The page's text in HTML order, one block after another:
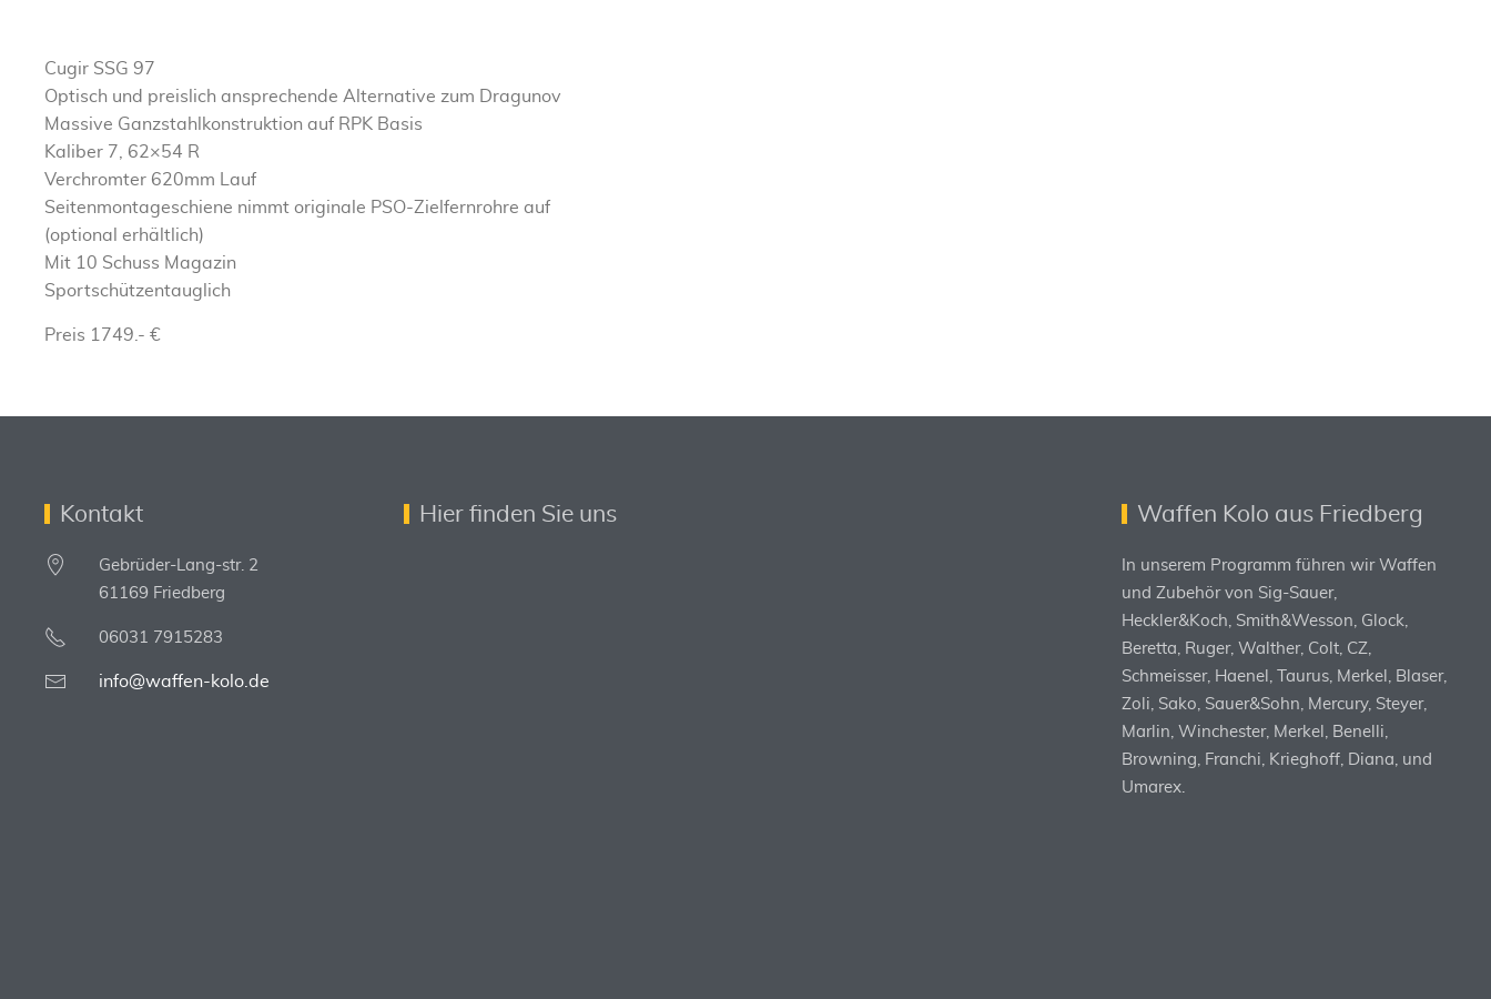
Cugir SSG 97
Optisch und preislich ansprechende Alternative zum Dragunov
Massive Ganzstahlkonstruktion auf RPK Basis
Kaliber 7, 62×54 R
Verchromter 620mm Lauf
Seitenmontageschiene nimmt originale PSO-Zielfernrohre auf
(optional erhältlich)
Mit 10 Schuss Magazin
Sportschützentauglich
Preis 1749.- €
Kontakt
Gebrüder-Lang-str. 2
61169 Friedberg
06031 7915283
info@waffen-kolo.de
Hier finden Sie uns Waffen Kolo aus Friedberg
In unserem Programm führen wir Waffen
und Zubehör von Sig-Sauer,
Heckler&Koch, Smith&Wesson, Glock,
Beretta, Ruger, Walther, Colt, CZ,
Schmeisser, Haenel, Taurus, Merkel, Blaser,
Zoli, Sako, Sauer&Sohn, Mercury, Steyer,
Marlin, Winchester, Merkel, Benelli,
Browning, Franchi, Krieghoff, Diana, und
Umarex.